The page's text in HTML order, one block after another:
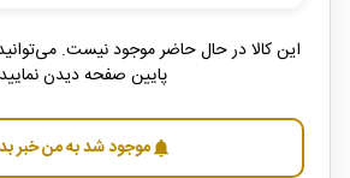
این کالا در حال حاضر موجود نیست.
پایین صفحه دیدن
notificationsموجود شد به من خبر